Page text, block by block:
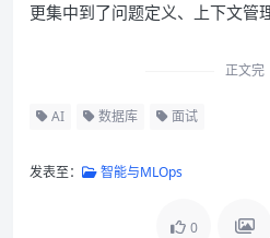
更集中到了问题定义、上下文管
正文完
AI 数据库 面试
发表至： 智能与MLOps
0